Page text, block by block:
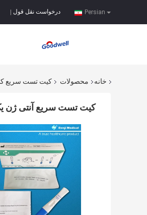
Persian درخواست نقل قول
خانه محصولات کیت تست سریع
کیت تست سریع آنتی ژن یک